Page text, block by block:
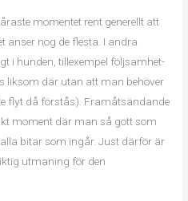
momentet rent generellt att
anser nog de flesta. I andra
i hunden, tillexempel följsamhet-
liksom där utan att man behöver
flyt då förstås). Framåtsändande
moment där man så gott som
bitar som ingår. Just därför är
utmaning för den